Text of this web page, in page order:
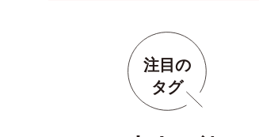
注目の
タグ